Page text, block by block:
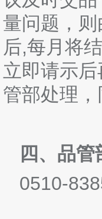
量问题，
后,每月将
立即请示
管部处理
四、品
0510-